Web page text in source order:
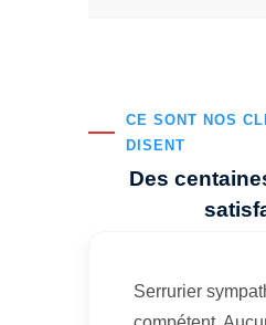
CE SONT NOS
DISENT
Des
Serrurier